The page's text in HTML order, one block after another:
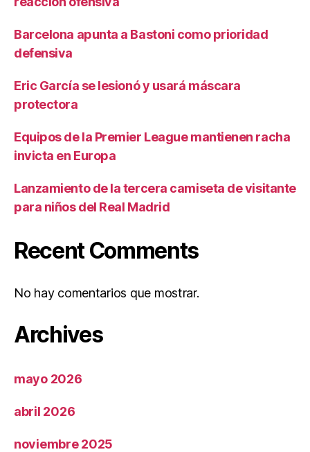
Barcelona apunta a Bastoni como prioridad
defensiva
Eric García se lesionó y usará máscara
protectora
Equipos de la Premier League mantienen racha
invicta en Europa
Lanzamiento de la tercera camiseta de visitante
para niños del Real Madrid
Recent Comments
No hay comentarios que mostrar.
Archives
mayo 2026
abril 2026
noviembre 2025